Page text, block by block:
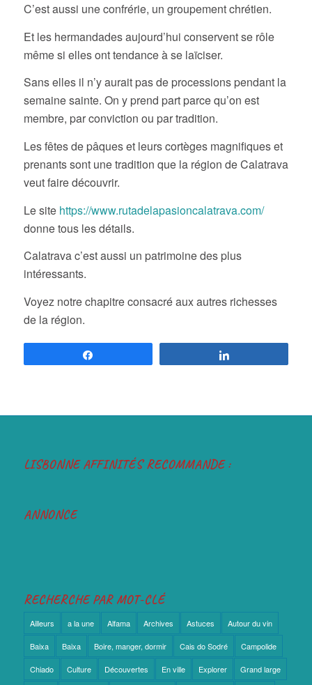
C’est aussi une confrérie, un groupement chrétien.
Et les hermandades aujourd’hui conservent se rôle
même si elles ont tendance à se laïciser.
Sans elles il n’y aurait pas de processions pendant la
semaine sainte. On y prend part parce qu’on est
membre, par conviction ou par tradition.
Les fêtes de pâques et leurs cortèges magnifiques et
prenants sont une tradition que la région de Calatrava
veut faire découvrir.
Le site https://www.rutadelapasioncalatrava.com/
donne tous les détails.
Calatrava c’est aussi un patrimoine des plus
intéressants.
Voyez notre chapitre consacré aux autres richesses
de la région.
LISBONNE AFFINITÉS RECOMMANDE :
ANNONCE
RECHERCHE PAR MOT-CLÉ
Ailleurs a la une Alfama Archives Astuces Autour du vin
Baixa Baixa Boire, manger, dormir Cais do Sodré Campolide
Chiado Culture Découvertes En ville Explorer Grand large